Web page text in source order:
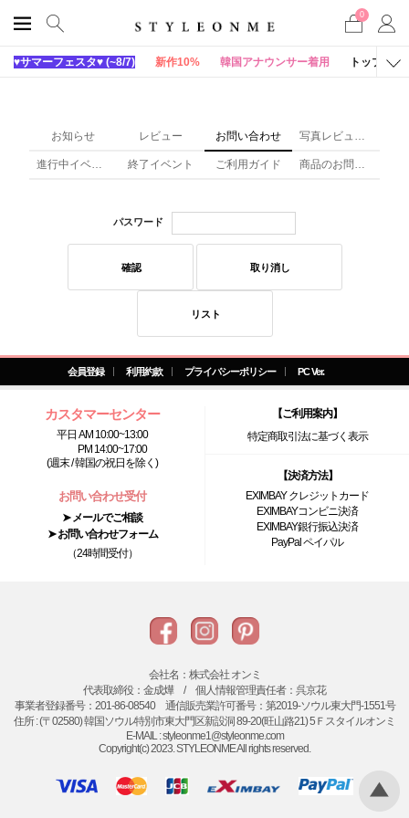
0
♥サマーフェスタ♥ (~8/7) 新作10% 韓国アナウンサー着用 トップス
お知らせ レビュー お問い合わせ 写真レビュー(x)
進行中イベント 終了イベント ご利用ガイド 商品のお問い合わせ
パスワード
確認 取り消し
リスト
会員登録 利用約款 プライバシーポリシー PC Ver.
カスタマーセンター
平日 AM 10:00~13:00
PM 14:00~17:00
(週末 / 韓国の祝日を除く)
お問い合わせ受付
➤ メールでご相談
➤ お問い合わせフォーム
（24時間受付）
【ご利用案内】
特定商取引法に基づく表示
【決済方法】
EXIMBAY クレジットカード
EXIMBAYコンビニ決済
EXIMBAY銀行振込決済
PayPal ペイパル
会社名：株式会社 オンミ
代表取締役：金成燁 / 個人情報管理責任者：呉京花
事業者登録番号：201-86-08540 通信販売業許可番号：第2019-ソウル東大門-1551号
住所 : (〒02580) 韓国ソウル特別市東大門区新設洞 89-20(旺山路21) 5Ｆスタイルオンミ
E-MAIL : styleonme1@styleonme.com
Copyright(c) 2023. STYLEONME All rights reserved.